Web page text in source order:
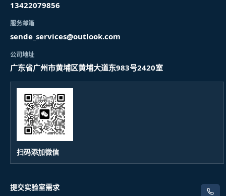
13422079856
服务邮箱
sende_services@outlook.com
公司地址
广东省广州市黄埔区黄埔大道东983号2420室
扫码添加微信
提交实验室需求